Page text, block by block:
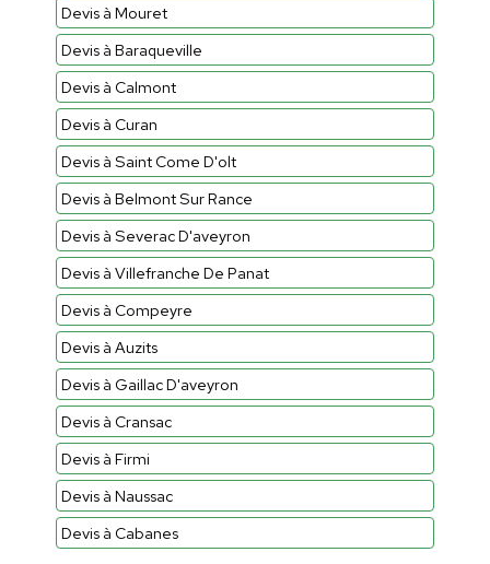
Devis à Mouret
Devis à Baraqueville
Devis à Calmont
Devis à Curan
Devis à Saint Come D'olt
Devis à Belmont Sur Rance
Devis à Severac D'aveyron
Devis à Villefranche De Panat
Devis à Compeyre
Devis à Auzits
Devis à Gaillac D'aveyron
Devis à Cransac
Devis à Firmi
Devis à Naussac
Devis à Cabanes